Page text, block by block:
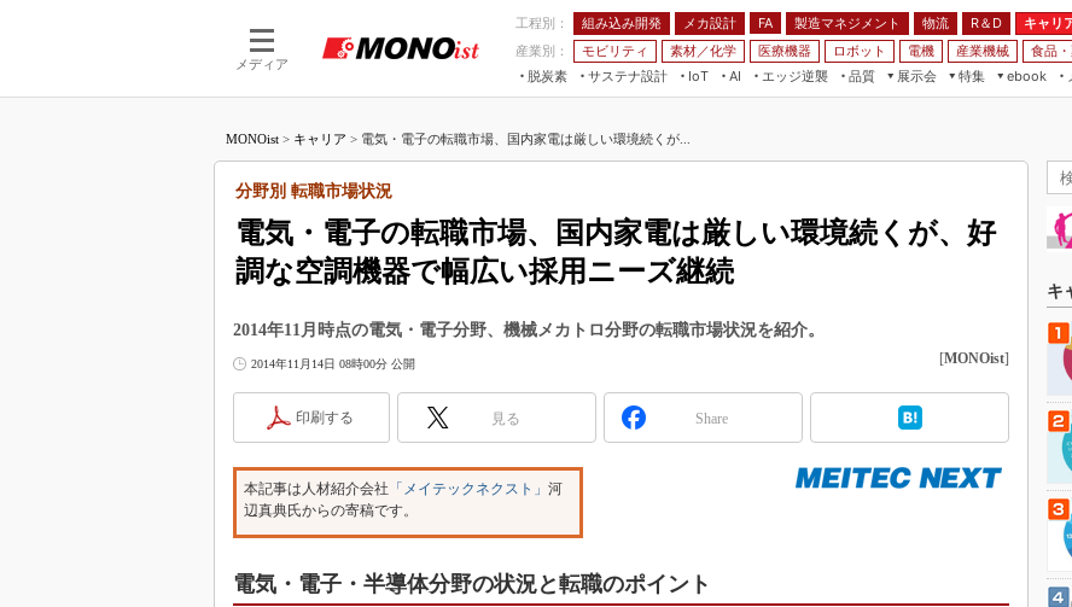
メディア
工程別： 組み込み開発 メカ設計 FA 製造マネジメント 物流 R＆D
キャリ
産業別：
モビリティ 素材／化学 医療機器 ロボット 電機 産業機械 食品
脱炭素
サステナ設計
IoT
つながる工場
AI
AI×設備保全
エッジ逆襲 品質
展示会
JIMTOF
IIFES
国際ロボット展
TECHNO-FRONTIER
スマート工場EXPO
日本ものづくりワールド
特集
VR／AR
フィールドサービス
FPGA
組み込み画像技術
Windows Embedded
車載ソフト開発
ebook
MONOist > キャリア > 電気・電子の転職市場、国内家電は厳しい環境続くが...
電気・電子の転職市場、国内家電は厳しい環境続くが、好
調な空調機器で幅広い採用ニーズ継続
分野別 転職市場状況
2014年11月時点の電気・電子分野、機械メカトロ分野の転職市場状況を紹介。
2014年11月14日 08時00分 公開 [MONOist]
印刷する 見る Share
本記事は人材紹介会社 「メイテックネクスト」 河
辺真典氏からの寄稿です。
電気・電子・半導体分野の状況と転職のポイント
キ